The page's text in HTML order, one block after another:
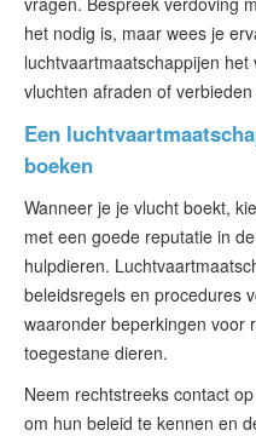
het nodig is, maar wees je
luchtvaartmaatschappijen
vluchten afraden of
Een
boeken
Wanneer je je vlucht boekt,
met een goede reputatie in
hulpdieren.
beleidsregels en procedures
waaronder beperkingen voor
toegestane dieren.
Neem rechtstreeks contact
om hun beleid te kennen en